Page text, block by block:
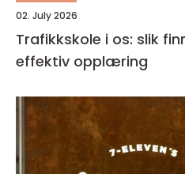
02. July 2026
Trafikkskole i os: slik
effektiv opplæring